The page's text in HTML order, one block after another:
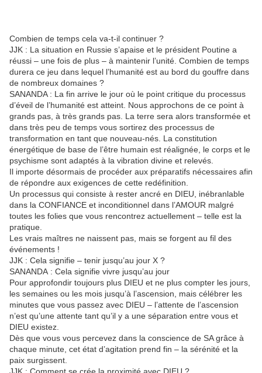
Combien de temps cela va-t-il continuer ?
JJK : La situation en Russie s’apaise et le président Poutine a
réussi – une fois de plus – à maintenir l’unité. Combien de temps
durera ce jeu dans lequel l’humanité est au bord du gouffre dans
de nombreux domaines ?
SANANDA : La fin arrive le jour où le point critique du processus
d’éveil de l’humanité est atteint. Nous approchons de ce point à
grands pas, à très grands pas. La terre sera alors transformée et
dans très peu de temps vous sortirez des processus de
transformation en tant que nouveau-nés. La constitution
énergétique de base de l’être humain est réalignée, le corps et le
psychisme sont adaptés à la vibration divine et relevés.
Il importe désormais de procéder aux préparatifs nécessaires afin
de répondre aux exigences de cette redéfinition.
Un processus qui consiste à rester ancré en DIEU, inébranlable
dans la CONFIANCE et inconditionnel dans l’AMOUR malgré
toutes les folies que vous rencontrez actuellement – ​​telle est la
pratique.
Les vrais maîtres ne naissent pas, mais se forgent au fil des
événements !
JJK : Cela signifie – tenir jusqu’au jour X ?
SANANDA : Cela signifie vivre jusqu’au jour
Pour approfondir toujours plus DIEU et ne plus compter les jours,
les semaines ou les mois jusqu’à l’ascension, mais célébrer les
minutes que vous passez avec DIEU – l’attente de l’ascension
n’est qu’une attente tant qu’il y a une séparation entre vous et
DIEU existez.
Dès que vous vous percevez dans la conscience de SA grâce à
chaque minute, cet état d’agitation prend fin – la sérénité et la
paix surgissent.